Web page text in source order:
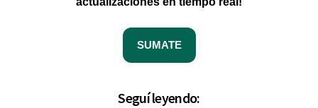
SUMATE
Seguí leyendo: